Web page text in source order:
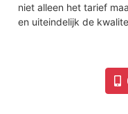
niet alleen het tarief
en uiteindelijk de